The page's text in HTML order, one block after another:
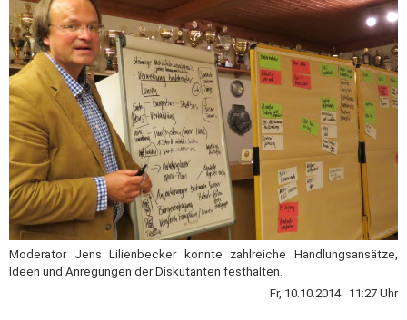
Moderator Jens Lilienbecker konnte zahlreiche Handlungsansätze,
Ideen und Anregungen der Diskutanten festhalten.
Fr, 10.10.2014 11:27 Uhr